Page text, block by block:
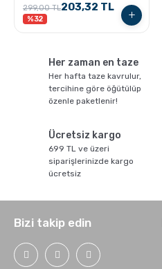
299,00 TL203,32 TL
%32
Her zaman en taze
Her hafta taze kavrulur,
tercihine göre öğütülüp
özenle paketlenir!
Ücretsiz kargo
699 TL ve üzeri
siparişlerinizde kargo
ücretsiz
Bizi takip edin